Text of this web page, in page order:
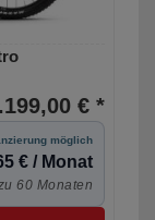
€ *
möglich
€ / Monat
60 Monaten